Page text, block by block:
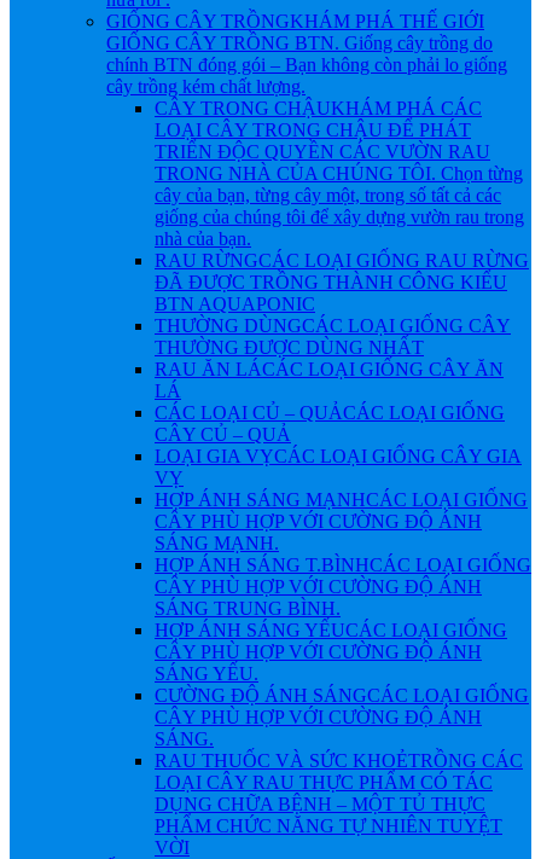
GIỐNG CÂY TRỒNGKHÁM PHÁ THẾ GIỚI
GIỐNG CÂY TRỒNG BTN. Giống cây trồng do
chính BTN đóng gói – Bạn không còn phải lo giống
cây trồng kém chất lượng.
CÂY TRONG CHẬUKHÁM PHÁ CÁC
LOẠI CÂY TRONG CHẬU ĐỂ PHÁT
TRIỂN ĐỘC QUYỀN CÁC VƯỜN RAU
TRONG NHÀ CỦA CHÚNG TÔI. Chọn từng
cây của bạn, từng cây một, trong số tất cả các
giống của chúng tôi để xây dựng vườn rau trong
nhà của bạn.
RAU RỪNGCÁC LOẠI GIỐNG RAU RỪNG
ĐÃ ĐƯỢC TRỒNG THÀNH CÔNG KIỂU
BTN AQUAPONIC
THƯỜNG DÙNGCÁC LOẠI GIỐNG CÂY
THƯỜNG ĐƯỢC DÙNG NHẤT
RAU ĂN LÁCÁC LOẠI GIỐNG CÂY ĂN
LÁ
CÁC LOẠI CỦ – QUẢCÁC LOẠI GIỐNG
CÂY CỦ – QUẢ
LOẠI GIA VỴCÁC LOẠI GIỐNG CÂY GIA
VỴ
HỢP ÁNH SÁNG MẠNHCÁC LOẠI GIỐNG
CÂY PHÙ HỢP VỚI CƯỜNG ĐỘ ÁNH
SÁNG MẠNH.
HỢP ÁNH SÁNG T.BÌNHCÁC LOẠI GIỐNG
CÂY PHÙ HỢP VỚI CƯỜNG ĐỘ ÁNH
SÁNG TRUNG BÌNH.
HỢP ÁNH SÁNG YẾUCÁC LOẠI GIỐNG
CÂY PHÙ HỢP VỚI CƯỜNG ĐỘ ÁNH
SÁNG YẾU.
CƯỜNG ĐỘ ÁNH SÁNGCÁC LOẠI GIỐNG
CÂY PHÙ HỢP VỚI CƯỜNG ĐỘ ÁNH
SÁNG.
RAU THUỐC VÀ SỨC KHOẺTRỒNG CÁC
LOẠI CÂY RAU THỰC PHẨM CÓ TÁC
DỤNG CHỮA BỆNH – MỘT TỦ THỰC
PHẨM CHỨC NĂNG TỰ NHIÊN TUYỆT
VỜI